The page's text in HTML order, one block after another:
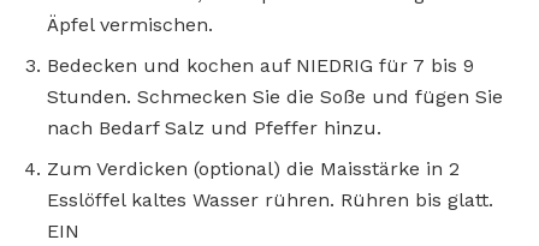
Äpfel vermischen.
Bedecken und kochen auf NIEDRIG für 7 bis 9
Stunden. Schmecken Sie die Soße und fügen Sie
nach Bedarf Salz und Pfeffer hinzu.
Zum Verdicken (optional) die Maisstärke in 2
Esslöffel kaltes Wasser rühren. Rühren bis glatt.
EIN